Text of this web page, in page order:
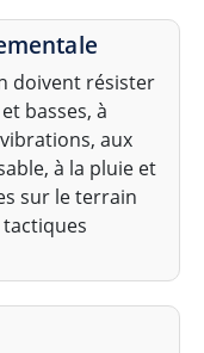
doivent résister
basses, à
aux
à la pluie et
sur le terrain